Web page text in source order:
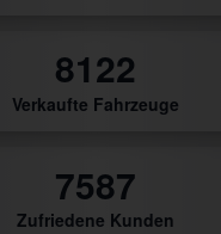
9514
Verkaufte Fahrzeuge
8887
Zufriedene Kunden